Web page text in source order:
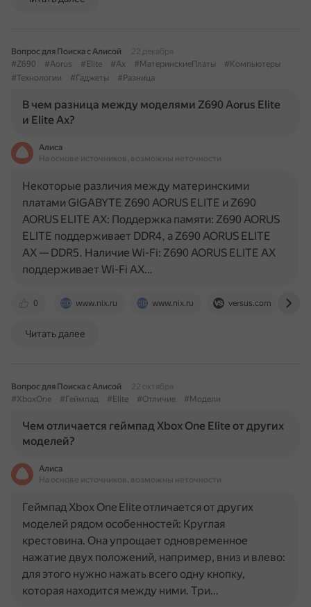
Вопрос для Поиска с Алисой
22 декабря
#Z690
#Aorus #Elite #Ax #МатеринскиеПлаты
#Компьютеры
#Технологии
#Гаджеты #Разница
В чем разница между моделями Z690 Aorus Elite
и Elite Ax?
Алиса
На основе источников, возможны неточности
0 www.nix.ru www.nix.ru versus.com
Некоторые различия между материнскими
платами GIGABYTE Z690 AORUS ELITE и Z690
AORUS ELITE AX: Поддержка памяти: Z690 AORUS
ELITE поддерживает DDR4, а Z690 AORUS ELITE
AX — DDR5. Наличие Wi-Fi: Z690 AORUS ELITE AX
поддерживает Wi-Fi AX…
Читать далее
Вопрос для Поиска с Алисой
22 октября
#XboxOne
#Геймпад #Elite #Отличие #Модели
Чем отличается геймпад Xbox One Elite от других
моделей?
Алиса
На основе источников, возможны неточности
Геймпад Xbox One Elite отличается от других
моделей рядом особенностей: Круглая
крестовина. Она упрощает одновременное
нажатие двух положений, например, вниз и влево:
для этого нужно нажать всего одну кнопку,
которая находится между ними. Три…